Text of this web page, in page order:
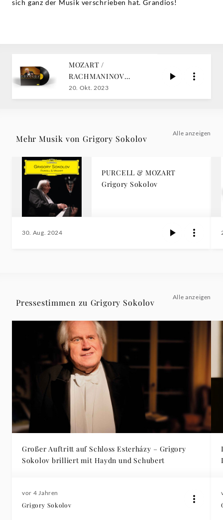
sich ganz der Musik verschrieben hat. Grandios!
MOZART /
RACHMANINOV
Sokolov
20. Okt. 2023
Mehr Musik von Grigory Sokolov
Alle anzeigen
PURCELL & MOZART
Grigory Sokolov
30. Aug. 2024
Pressestimmen zu Grigory Sokolov
Alle anzeigen
Großer Auftritt auf Schloss Esterházy – Grigory
Sokolov brilliert mit Haydn und Schubert
vor 4 Jahren
Grigory Sokolov